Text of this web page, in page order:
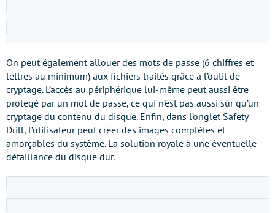
On peut également allouer des mots de passe (6 chiffres et
lettres au minimum) aux fichiers traités grâce à l’outil de
cryptage. L’accès au périphérique lui-même peut aussi être
protégé par un mot de passe, ce qui n’est pas aussi sûr qu’un
cryptage du contenu du disque. Enfin, dans l’onglet Safety
Drill, l’utilisateur peut créer des images complètes et
amorçables du système. La solution royale à une éventuelle
défaillance du disque dur.